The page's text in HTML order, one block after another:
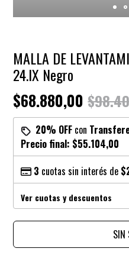
MALLA DE
24.IX Negro
$68.880,00
20% OFF con
Precio final: $55.104,00
3 cuotas sin interés de
Ver cuotas y descuentos
SIN